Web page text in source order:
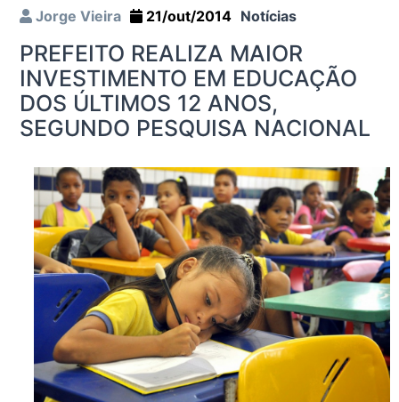
Jorge Vieira 21/out/2014 Notícias
PREFEITO REALIZA MAIOR
INVESTIMENTO EM EDUCAÇÃO
DOS ÚLTIMOS 12 ANOS,
SEGUNDO PESQUISA NACIONAL